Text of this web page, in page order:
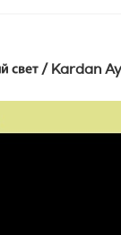
свет / Kardan